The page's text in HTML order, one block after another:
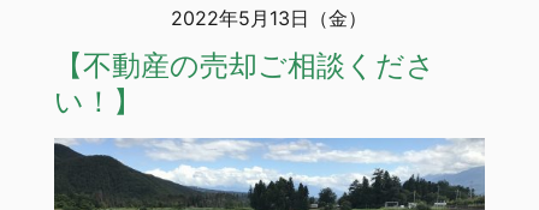
2022年5月13日（金）
【不動産の売却ご相談くださ
い！】